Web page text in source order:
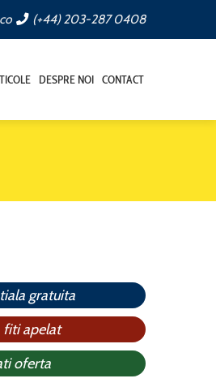
(+44) 203-287 0408
DESPRE NOI CONTACT
gratuita
fiti apelat
oferta